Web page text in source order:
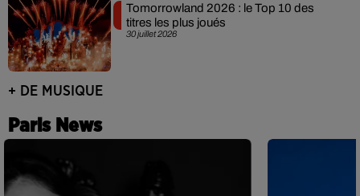
30 juillet 2026
Tomorrowland 2026 : le Top 10 des
titres les plus joués
+ DE MUSIQUE
Paris News